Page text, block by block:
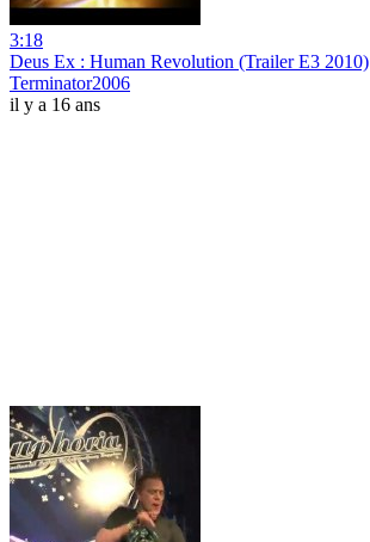
3:18
Deus Ex : Human Revolution (Trailer E3 2010)
Terminator2006
il y a 16 ans